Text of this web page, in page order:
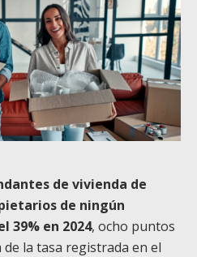
de vivienda de
de ningún
39% en 2024, ocho puntos
la tasa registrada en el